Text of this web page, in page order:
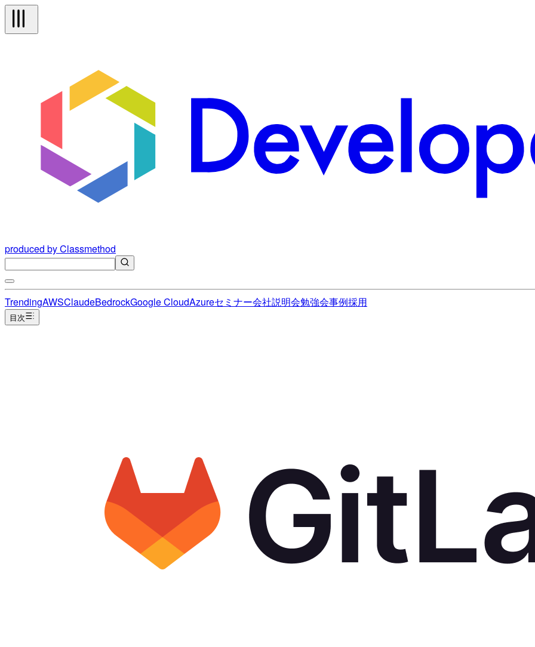
produced by Classmethod
TrendingAWSClaudeBedrockGoogle CloudAzureセミナー会社説明会勉強会事例採用
目次